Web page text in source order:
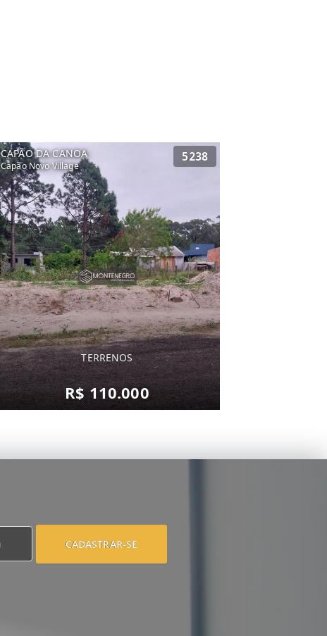
CAPÃO DA CANOA
Capão Novo Village
5238
TERRENOS
R$ 110.000
CADASTRAR-SE